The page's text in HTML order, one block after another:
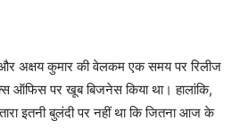
अक्षय कुमार की वेलकम एक समय पर रिलीज
ऑफिस पर खूब बिजनेस किया था। हालांकि,
इतनी बुलंदी पर नहीं था कि जितना आज के